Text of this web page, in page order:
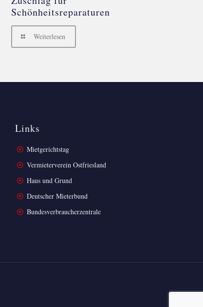
Schönheitsreparaturen
Weiterlesen
Links
Mietgerichtstag
Vermieterverein Ostfriesland
Haus und Grund
Deutscher Mieterbund
Bundesverbraucherzentrale